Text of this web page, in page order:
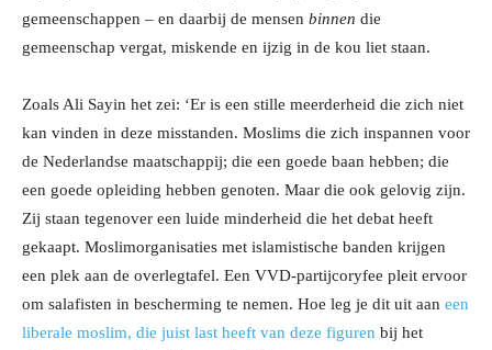
gemeenschappen – en daarbij de mensen binnen die
gemeenschap vergat, miskende en ijzig in de kou liet staan.
Zoals Ali Sayin het zei: ‘Er is een stille meerderheid die zich niet
kan vinden in deze misstanden. Moslims die zich inspannen voor
de Nederlandse maatschappij; die een goede baan hebben; die
een goede opleiding hebben genoten. Maar die ook gelovig zijn.
Zij staan tegenover een luide minderheid die het debat heeft
gekaapt. Moslimorganisaties met islamistische banden krijgen
een plek aan de overlegtafel. Een VVD-partijcoryfee pleit ervoor
om salafisten in bescherming te nemen. Hoe leg je dit uit aan een
liberale moslim, die juist last heeft van deze figuren bij het